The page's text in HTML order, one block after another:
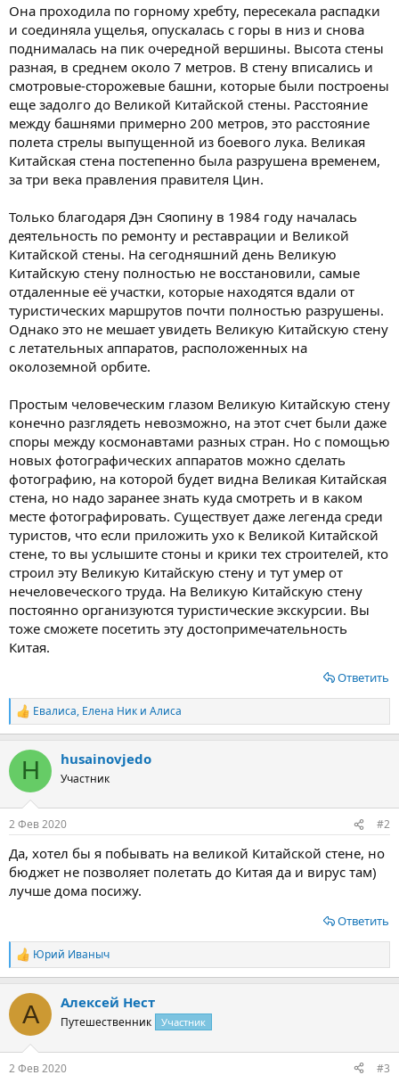
Она проходила по горному хребту, пересекала распадки
и соединяла ущелья, опускалась с горы в низ и снова
поднималась на пик очередной вершины. Высота стены
разная, в среднем около 7 метров. В стену вписались и
смотровые-сторожевые башни, которые были построены
еще задолго до Великой Китайской стены. Расстояние
между башнями примерно 200 метров, это расстояние
полета стрелы выпущенной из боевого лука. Великая
Китайская стена постепенно была разрушена временем,
за три века правления правителя Цин.
Только благодаря Дэн Сяопину в 1984 году началась
деятельность по ремонту и реставрации и Великой
Китайской стены. На сегодняшний день Великую
Китайскую стену полностью не восстановили, самые
отдаленные её участки, которые находятся вдали от
туристических маршрутов почти полностью разрушены.
Однако это не мешает увидеть Великую Китайскую стену
с летательных аппаратов, расположенных на
околоземной орбите.
Простым человеческим глазом Великую Китайскую стену
конечно разглядеть невозможно, на этот счет были даже
споры между космонавтами разных стран. Но с помощью
новых фотографических аппаратов можно сделать
фотографию, на которой будет видна Великая Китайская
стена, но надо заранее знать куда смотреть и в каком
месте фотографировать. Существует даже легенда среди
туристов, что если приложить ухо к Великой Китайской
стене, то вы услышите стоны и крики тех строителей, кто
строил эту Великую Китайскую стену и тут умер от
нечеловеческого труда. На Великую Китайскую стену
постоянно организуются туристические экскурсии. Вы
тоже сможете посетить эту достопримечательность
Китая.
Ответить
Р
е
к
и
Евалиса, Елена Ник и Алиса
H husainovjedo
Участник
2 Фев 2020 #2
Да, хотел бы я побывать на великой Китайской стене, но
бюджет не позволяет полетать до Китая да и вирус там)
лучше дома посижу.
Ответить
Р
е
к
и
Юрий Иваныч
А Алексей Нест
Путешественник Участник
2 Фев 2020 #3